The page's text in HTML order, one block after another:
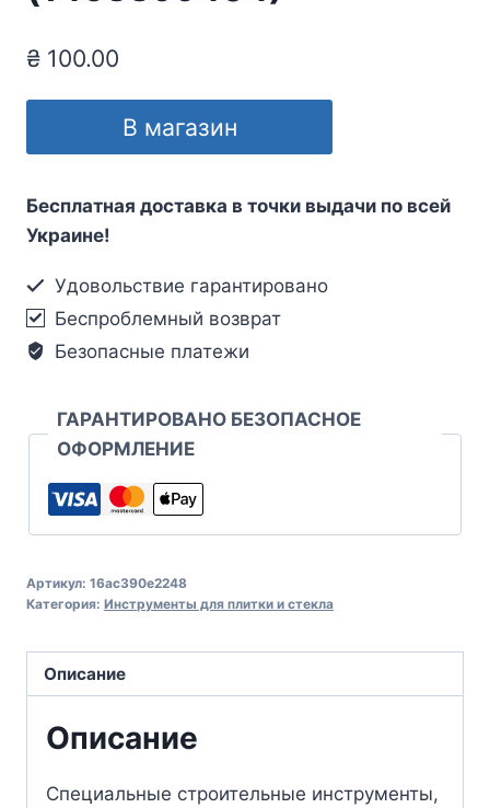
₴ 100.00
В магазин
Бесплатная доставка в точки выдачи по всей
Украине!
Удовольствие гарантировано
Беспроблемный возврат
Безопасные платежи
ГАРАНТИРОВАНО БЕЗОПАСНОЕ
ОФОРМЛЕНИЕ
Артикул: 16ac390e2248
Категория: Инструменты для плитки и стекла
Описание
Описание
Специальные строительные инструменты,